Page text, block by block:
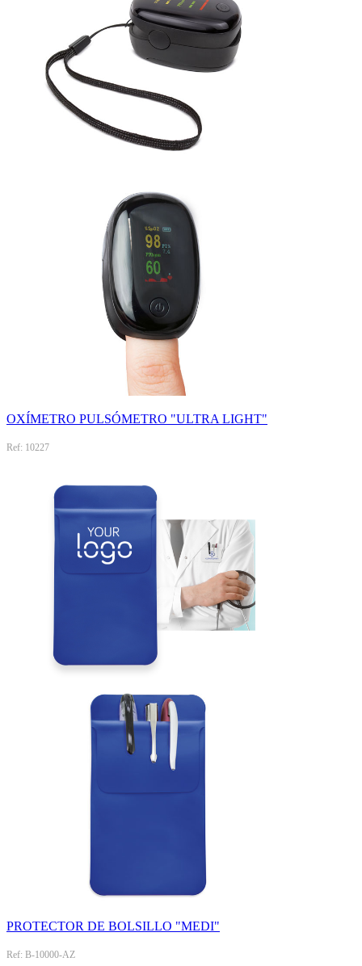
OXÍMETRO PULSÓMETRO "ULTRA LIGHT"
Ref: 10227
PROTECTOR DE BOLSILLO "MEDI"
Ref: B-10000-AZ